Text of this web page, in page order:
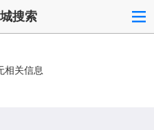
搜索
相关信息